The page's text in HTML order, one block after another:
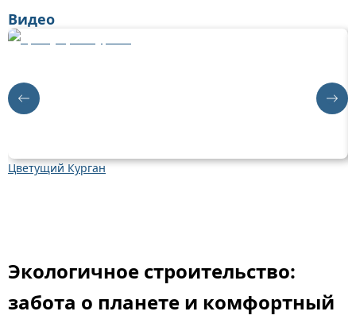
Видео
Цветущий Курган
Экологичное строительство:
забота о планете и комфортный